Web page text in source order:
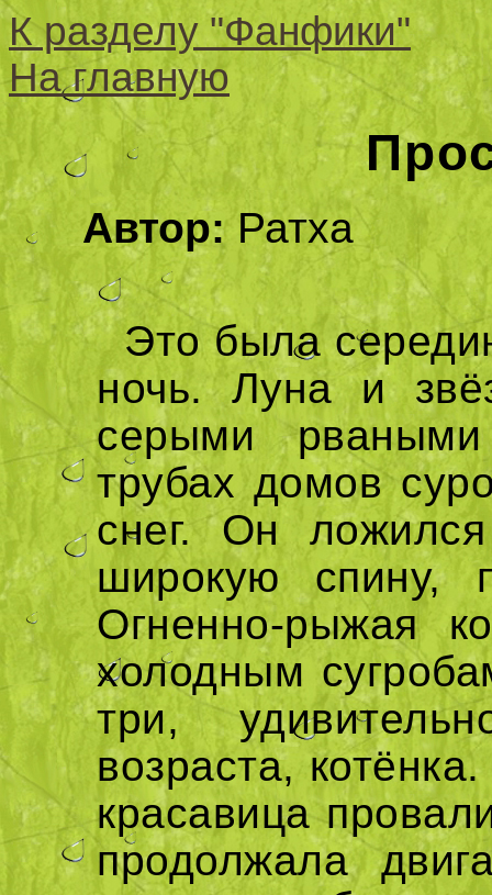
К разделу "Фанфики"
На главную
Автор:Ратха
Это была
ночь. Луна и
серыми
трубах домов
снег. Он
широкую спину,
Огненно-рыжая
холодным
три,
возраста,
красавица
продолжала